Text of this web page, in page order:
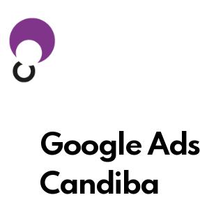
Google Ads
Candiba